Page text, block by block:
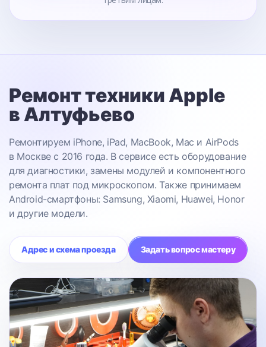
Ремонт техники Apple
в Алтуфьево
Ремонтируем iPhone, iPad, MacBook, Mac и AirPods
в Москве с 2016 года. В сервисе есть оборудование
для диагностики, замены модулей и компонентного
ремонта плат под микроскопом. Также принимаем
Android-смартфоны: Samsung, Xiaomi, Huawei, Honor
и другие модели.
Адрес и схема проезда Задать вопрос мастеру